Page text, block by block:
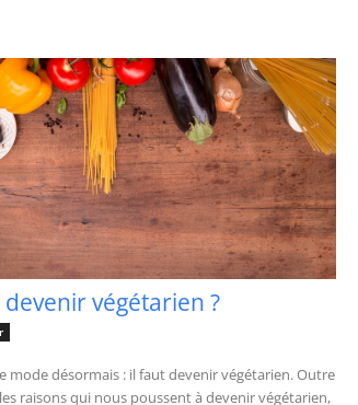
végétarien ?
mode désormais : il faut devenir végétarien. Outre
raisons qui nous poussent à devenir végétarien,